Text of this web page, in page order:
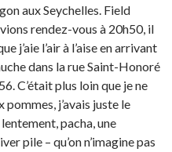
aux Seychelles. Field
rendez-vous à 20h50, il
j’aie l’air à l’aise en arrivant
dans la rue Saint-Honoré
C’était plus loin que je ne
pommes, j’avais juste le
pacha, une
pile – qu’on n’imagine pas